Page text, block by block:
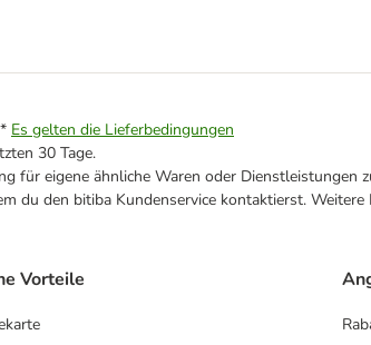
Es gelten die Lieferbedingungen
30 Tage.
für eigene ähnliche Waren oder
du den bitiba Kundenservice kontaktierst.
Vorteile